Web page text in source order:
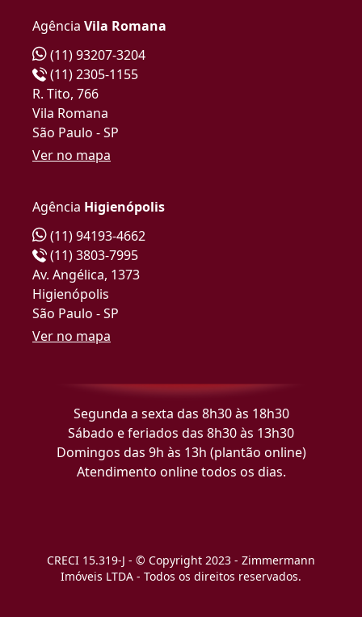
Agência Vila Romana
(11) 93207-3204
(11) 2305-1155
R. Tito, 766
Vila Romana
São Paulo - SP
Ver no mapa
Agência Higienópolis
(11) 94193-4662
(11) 3803-7995
Av. Angélica, 1373
Higienópolis
São Paulo - SP
Ver no mapa
Segunda a sexta das 8h30 às 18h30
Sábado e feriados das 8h30 às 13h30
Domingos das 9h às 13h (plantão online)
Atendimento online todos os dias.
CRECI 15.319-J - © Copyright 2023 - Zimmermann
Imóveis LTDA - Todos os direitos reservados.